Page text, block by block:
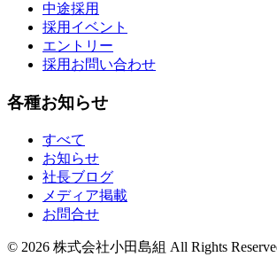
中途採用
採用イベント
エントリー
採用お問い合わせ
各種お知らせ
すべて
お知らせ
社長ブログ
メディア掲載
お問合せ
© 2026 株式会社小田島組 All Rights